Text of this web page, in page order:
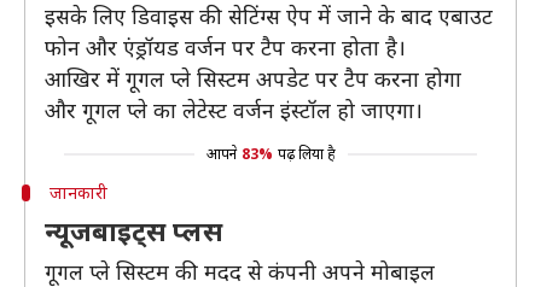
इसके लिए डिवाइस की सेटिंग्स ऐप में जाने के बाद एबाउट
फोन और एंड्रॉयड वर्जन पर टैप करना होता है।
आखिर में गूगल प्ले सिस्टम अपडेट पर टैप करना होगा
और गूगल प्ले का लेटेस्ट वर्जन इंस्टॉल हो जाएगा।
आपने 83% पढ़ लिया है
जानकारी
न्यूजबाइट्स प्लस
गूगल प्ले सिस्टम की मदद से कंपनी अपने मोबाइल